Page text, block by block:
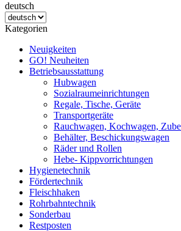
deutsch
Kategorien
Neuigkeiten
GO! Neuheiten
Betriebsausstattung
Hubwagen
Sozialraumeinrichtungen
Regale, Tische, Geräte
Transportgeräte
Rauchwagen, Kochwagen,
Behälter, Beschickungswagen
Räder und Rollen
Hebe- Kippvorrichtungen
Hygienetechnik
Fördertechnik
Fleischhaken
Rohrbahntechnik
Sonderbau
Restposten